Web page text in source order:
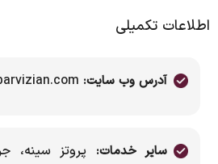
اطلاعات تکمیلی
آدرس وب سایت:
سایر خدمات: پروتز سینه،